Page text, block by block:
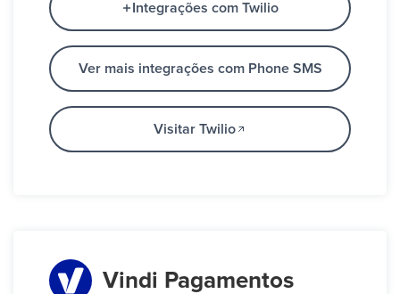
Integrações com Twilio
Ver mais integrações com Phone SMS
Visitar Twilio
Vindi Pagamentos